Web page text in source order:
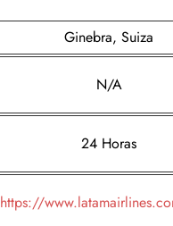
Ginebra, Suiza
N/A
24 Horas
https://